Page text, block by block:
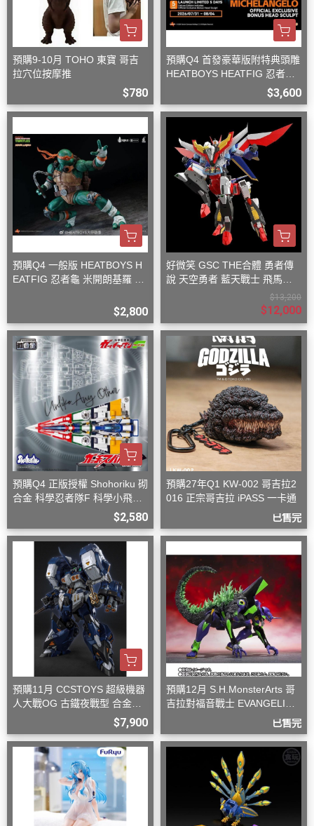
預購9-10月 TOHO 東寶 哥吉
拉穴位按摩推
$780
預購Q4 首發豪華版附特典頭雕
HEATBOYS HEATFIG 忍者龜
$3,600
預購Q4 一般版 HEATBOYS H
EATFIG 忍者龜 米開朗基羅 1/
$2,800
好微笑 GSC THE合體 勇者傳
說 天空勇者 藍天戰士 飛馬戰
$13,200
$12,000
預購Q4 正版授權 Shohoriku 砌
合金 科學忍者隊F 科學小飛俠
$2,580
預購27年Q1 KW-002 哥吉拉2
016 正宗哥吉拉 iPASS 一卡通
已售完
預購11月 CCSTOYS 超級機器
人大戰OG 古鐵夜戰型 合金可
$7,900
預購12月 S.H.MonsterArts 哥
吉拉對福音戰士 EVANGELION
已售完